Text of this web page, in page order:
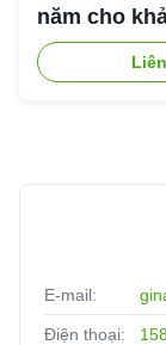
năm cho
trữ năng
E-mail:
Điện thoại: